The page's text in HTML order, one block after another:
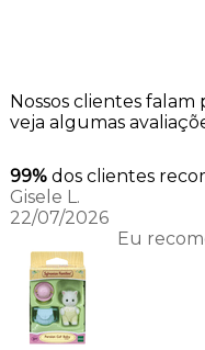
Nossos clientes falam
veja algumas
99% dos clientes
Gisele L.
22/07/2026
Eu